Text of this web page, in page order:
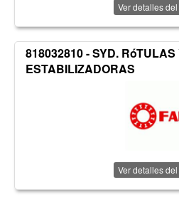
Ver detalles
818032810 - SYD.
ESTABILIZADORAS
Ver detalles